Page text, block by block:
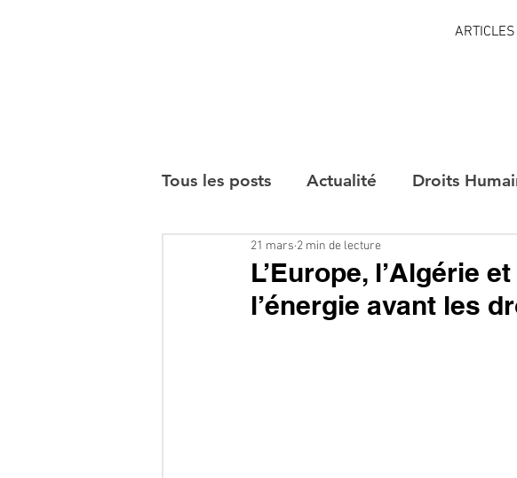
ARTICLES
Tous les posts Actualité Droits
Interviews
L’Europe, l’Algérie
l’énergie avant les
21 mars 2 min de lecture